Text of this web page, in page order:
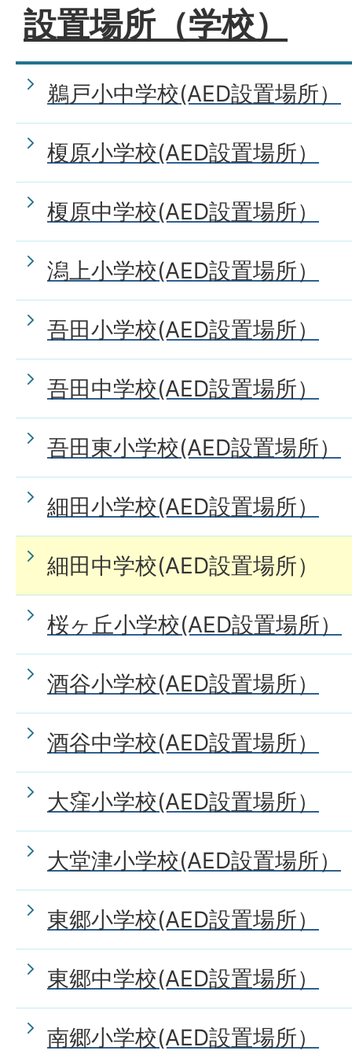
設置場所（学校）
鵜戸小中学校(AED設置場所）
榎原小学校(AED設置場所）
榎原中学校(AED設置場所）
潟上小学校(AED設置場所）
吾田小学校(AED設置場所）
吾田中学校(AED設置場所）
吾田東小学校(AED設置場所）
細田小学校(AED設置場所）
細田中学校(AED設置場所）
桜ヶ丘小学校(AED設置場所）
酒谷小学校(AED設置場所）
酒谷中学校(AED設置場所）
大窪小学校(AED設置場所）
大堂津小学校(AED設置場所）
東郷小学校(AED設置場所）
東郷中学校(AED設置場所）
南郷小学校(AED設置場所）